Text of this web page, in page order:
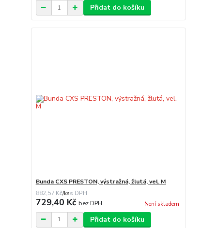
Přidat do košíku
Bunda CXS PRESTON, výstražná, žlutá, vel. M
882,57 Kč/ks
729,40 Kč bez DPH Není skladem
Přidat do košíku